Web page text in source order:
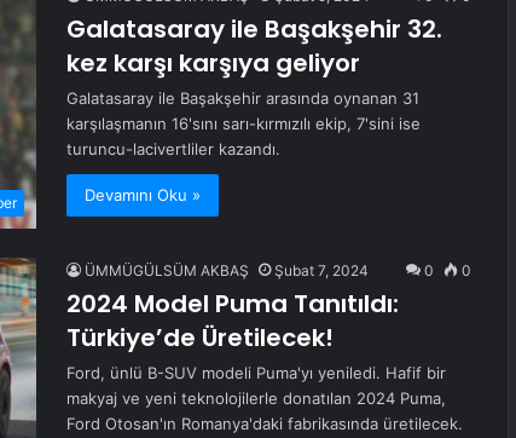
Galatasaray ile Başakşehir 32.
kez karşı karşıya geliyor
Galatasaray ile Başakşehir arasında oynanan 31
karşılaşmanın 16'sını sarı-kırmızılı ekip, 7'sini ise
turuncu-lacivertliler kazandı.
Devamını Oku »
ÜMMÜGÜLSÜM AKBAŞ Şubat 7, 2024 0 0
2024 Model Puma Tanıtıldı:
Türkiye’de Üretilecek!
Ford, ünlü B-SUV modeli Puma'yı yeniledi. Hafif bir
makyaj ve yeni teknolojilerle donatılan 2024 Puma,
Ford Otosan'ın Romanya'daki fabrikasında üretilecek.